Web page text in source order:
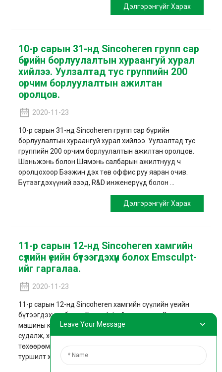
Дэлгэрэнгүйг Харах
10-р сарын 31-нд Sincoheren групп сар
бүрийн борлуулалтын хураангуй хурал
хийлээ. Уулзалтад тус группийн 200
орчим борлуулалтын ажилтан
оролцов.
2020-11-23
10-р сарын 31-нд Sincoheren групп сар бүрийн
борлуулалтын хураангуй хурал хийлээ. Уулзалтад тус
группийн 200 орчим борлуулалтын ажилтан оролцов.
Шэньжэнь болон Шямэнь салбарын ажилтнууд ч
оролцохоор Бээжин дэх төв оффис руу яаран очив.
Бүтээгдэхүүний эзэд, R&D инженерүүд болон ...
Дэлгэрэнгүйг Харах
11-р сарын 12-нд Sincoheren хамгийн
сүүлийн үеийн бүтээгдэхүүн болох Emsculpt-
ийг гаргалаа.
2020-11-23
11-р сарын 12-нд Sincoheren хамгийн сүүлийн үеийн
бүтээгдэхүүн болох Emsculpt-ийг гаргалаа. Энэхүү
машины компани нь энэ машиныг хоёр жилийн турш
судалж, хөгжүүлж, хэрэглээнд илүү нийцсэн гоо сайхны
төхөөрөмж бүтээхийн тулд олон мянган эмнэлзүйн
туршилт хийсэн ...
Leave Your Message